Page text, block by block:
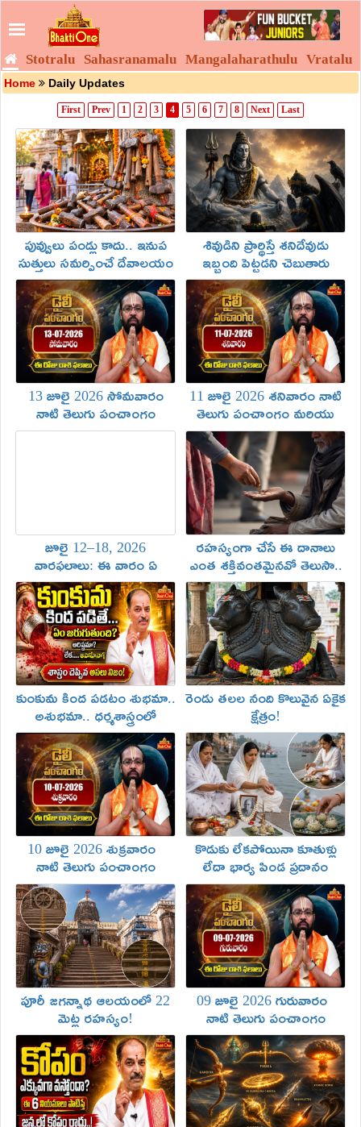
Stotralu Sahasranamalu Mangalaharathulu Vratalu
Home Daily Updates
First Prev 1 2 3 4 5 6 7 8 Next Last
పువ్వులు పండ్లు కాదు.. ఇనుప
సుత్తులు సమర్పించే దేవాలయం
ఇదెక్కడంటే!
శివుడిని ప్రార్థిస్తే శనిదేవుడు
ఇబ్బంది పెట్టడని చెబుతారు
ఎందుకు!
13 జూలై 2026 సోమవారం
నాటి తెలుగు పంచాంగం
మరియు రాశి ఫలాలు
11 జూలై 2026 శనివారం నాటి
తెలుగు పంచాంగం మరియు
రాశి ఫలాలు
జూలై 12–18, 2026
వారఫలాలు: ఈ వారం ఏ
రాశివారికి అదృష్టం? పూర్తి
రాశిఫలాలు
రహస్యంగా చేసే ఈ దానాలు
ఎంత శక్తివంతమైనవో తెలుసా..
ఏ దానాలు ఏ ఫలితాలు
ఇస్తాయంటే!
కుంకుమ కింద పడటం శుభమా..
అశుభమా.. ధర్మశాస్త్రంలో
ఏముంది!
రెండు తలల నంది కొలువైన ఏకైక
క్షేత్రం!
10 జూలై 2026 శుక్రవారం
నాటి తెలుగు పంచాంగం
మరియు రాశి ఫలాలు
కొడుకు లేకపోయినా కూతుళ్లు
లేదా భార్య పిండ ప్రదానం
చేయవచ్చా!
పూరీ జగన్నాథ ఆలయంలో 22
మెట్ల రహస్యం!
09 జూలై 2026 గురువారం
నాటి తెలుగు పంచాంగం
మరియు రాశి ఫలాలు